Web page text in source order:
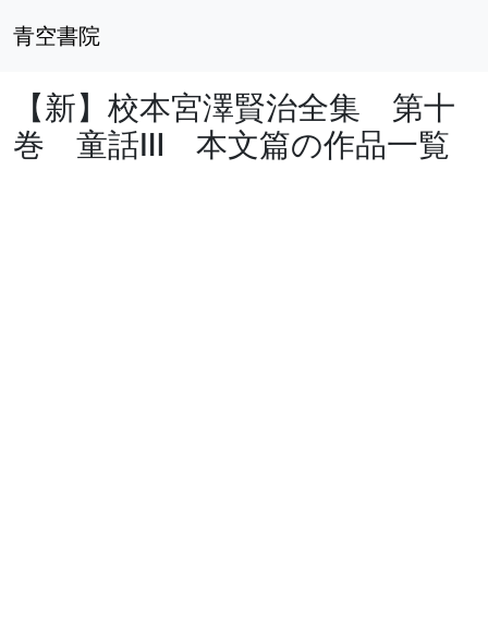
青空書院
【新】校本宮澤賢治全集 第十
巻 童話Ⅲ 本文篇の作品一覧